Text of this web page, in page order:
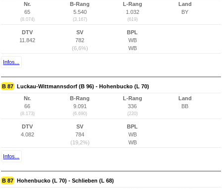
Nr.
65
(8.074)
B-Rang
5.540
(3.167)
L-Rang
1.032
(619)
Land
BY
DTV
11.842
SV
782
(6,6%)
BPL
WB
WB
Infos...
B 87 Luckau-Wittmannsdorf (B 96) - Hohenbucko (L 70)
Nr.
66
(8.173)
B-Rang
9.091
(6.690)
L-Rang
336
(220)
Land
BB
DTV
4.082
SV
784
(19,2%)
BPL
WB
WB
Infos...
B 87 Hohenbucko (L 70) - Schlieben (L 68)